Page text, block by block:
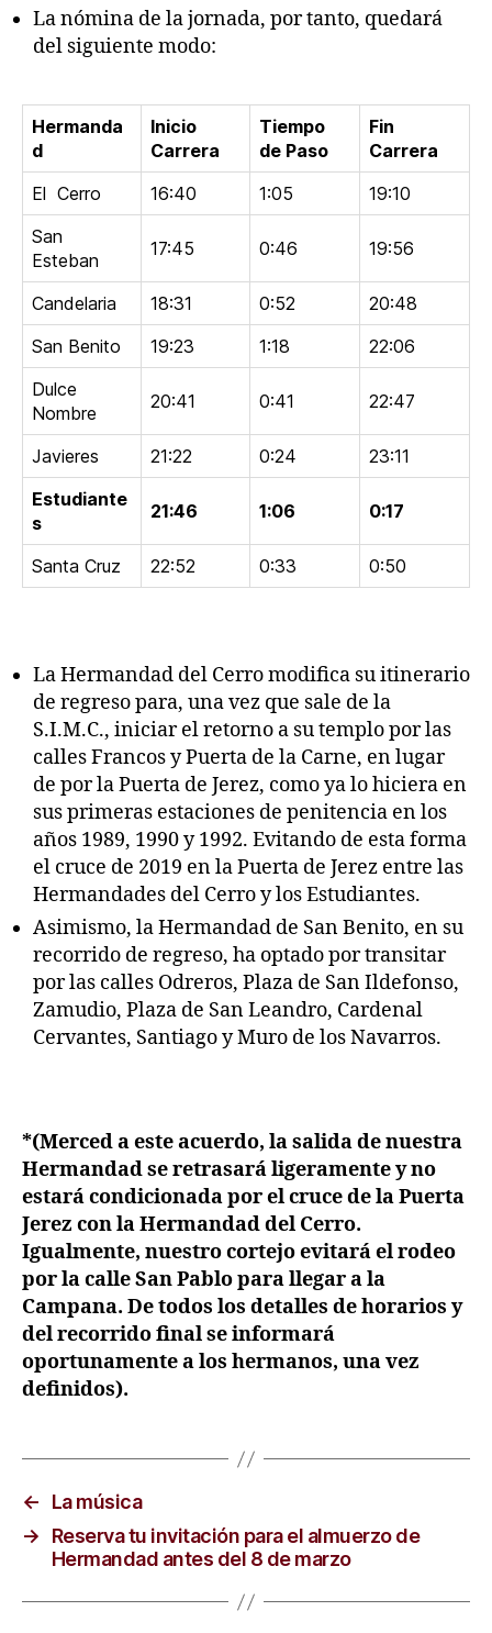
La nómina de la jornada, por tanto, quedará
del siguiente modo:
Hermanda
d
Inicio
Carrera
Tiempo
de Paso
Fin
Carrera
El Cerro
16:40 1:05
19:10
San
Esteban
17:45 0:46 19:56
Candelaria 18:31 0:52
20:48
San Benito
19:23 1:18
22:06
Dulce
Nombre
20:41 0:41 22:47
Javieres 21:22 0:24
23:11
Estudiante
s
21:46 1:06 0:17
Santa Cruz 22:52 0:33 0:50
La Hermandad del Cerro modifica su itinerario
de regreso para, una vez que sale de la
S.I.M.C., iniciar el retorno a su templo por las
calles Francos y Puerta de la Carne, en lugar
de por la Puerta de Jerez, como ya lo hiciera en
sus primeras estaciones de penitencia en los
años 1989, 1990 y 1992. Evitando de esta forma
el cruce de 2019 en la Puerta de Jerez entre las
Hermandades del Cerro y los Estudiantes.
Asimismo, la Hermandad de San Benito, en su
recorrido de regreso, ha optado por transitar
por las calles Odreros, Plaza de San Ildefonso,
Zamudio, Plaza de San Leandro, Cardenal
Cervantes, Santiago y Muro de los Navarros.
*(Merced a este acuerdo, la salida de nuestra
Hermandad se retrasará ligeramente y no
estará condicionada por el cruce de la Puerta
Jerez con la Hermandad del Cerro.
Igualmente, nuestro cortejo evitará el rodeo
por la calle San Pablo para llegar a la
Campana. De todos los detalles de horarios y
del recorrido final se informará
oportunamente a los hermanos, una vez
definidos).
←
La música
→
Reserva tu invitación para el almuerzo de
Hermandad antes del 8 de marzo